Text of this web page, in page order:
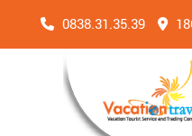
0838.31.35.39